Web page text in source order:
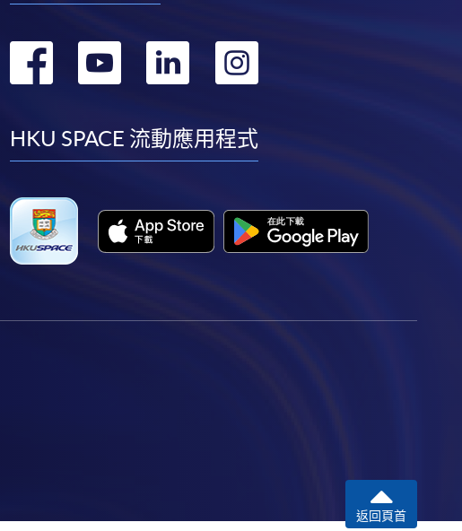
轉
facebook
轉
youtube
轉
linkedininstagram
HKU SPACE 流動應用程式
返回頁首